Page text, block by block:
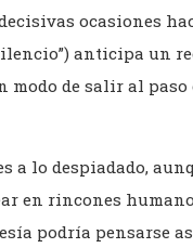
ocasiones
anticipa un
de salir al paso
a lo despiadado,
en rincones
podría pensarse